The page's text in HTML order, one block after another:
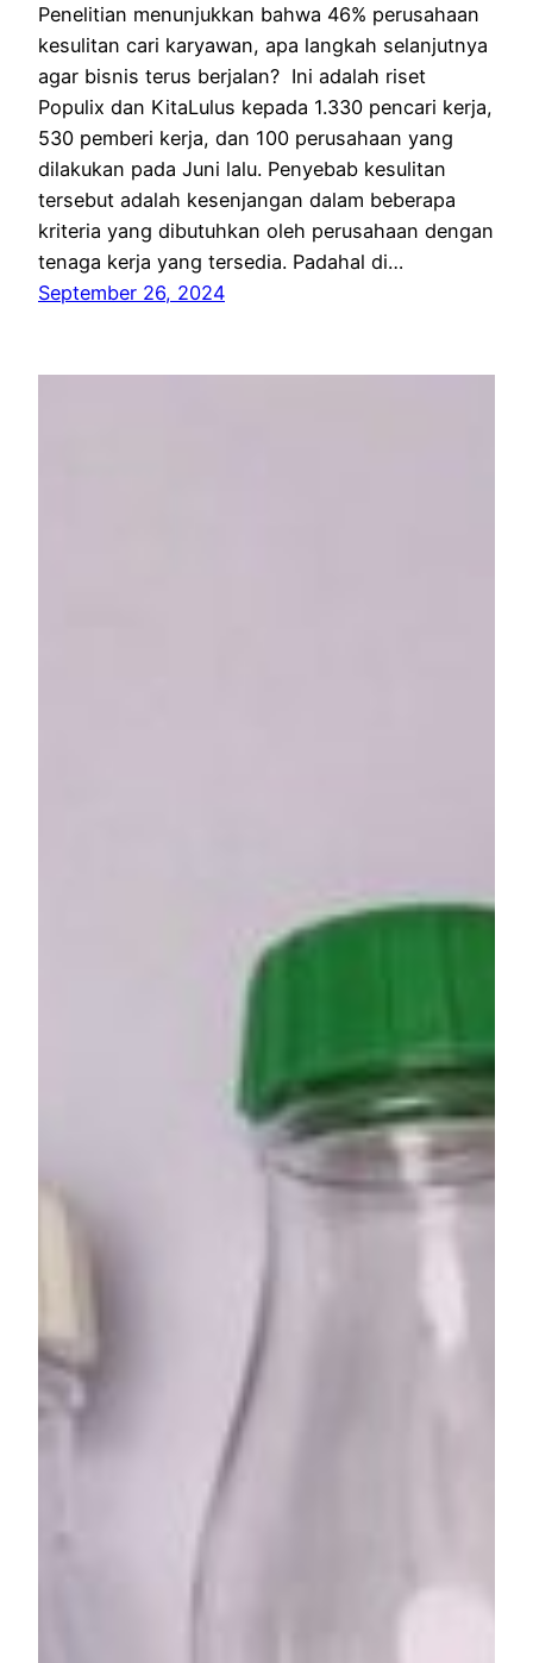
Penelitian menunjukkan bahwa 46% perusahaan
kesulitan cari karyawan, apa langkah selanjutnya
agar bisnis terus berjalan? Ini adalah riset
Populix dan KitaLulus kepada 1.330 pencari kerja,
530 pemberi kerja, dan 100 perusahaan yang
dilakukan pada Juni lalu. Penyebab kesulitan
tersebut adalah kesenjangan dalam beberapa
kriteria yang dibutuhkan oleh perusahaan dengan
tenaga kerja yang tersedia. Padahal di…
September 26, 2024